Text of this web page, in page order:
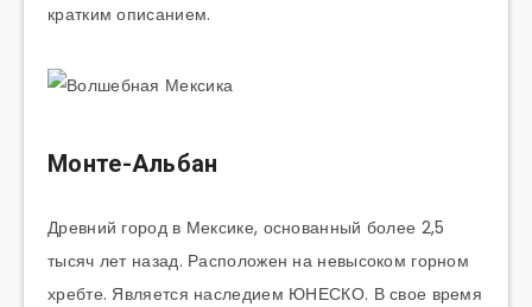
кратким описанием.
Монте-Альбан
Древний город в Мексике, основанный более 2,5
тысяч лет назад. Расположен на невысоком горном
хребте. Является наследием ЮНЕСКО. В свое время